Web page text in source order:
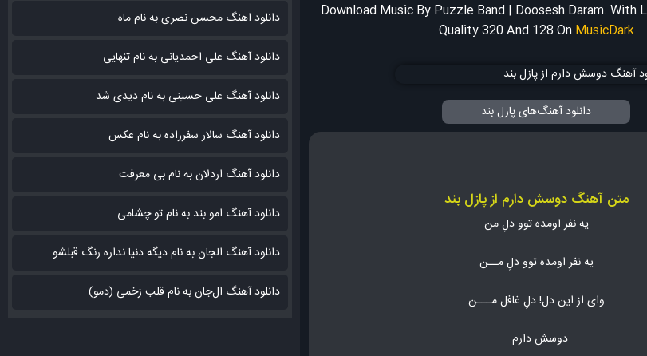
Download Music By Puzzle Band | Doosesh Daram. With
Quality 320 And 128 On MusicDark
دانلود آهنگ‌های پازل بند
متن آهنگ دوسش دارم از پازل بند
یه نفر اومده توو دلِ من
یه نفر اومده توو دلِ مــن
وای از این دل! دلِ غافل مـــن
دوسش دارم…
دانلود اهنگ محسن نصری به نام‌ ماه
دانلود آهنگ علی احمدیانی به نام تنهایی
دانلود آهنگ علی حسینی به نام دیدی شد
دانلود آهنگ سالار سفرزاده به نام عکس
دانلود آهنگ اردلان به نام بی معرفت
دانلود آهنگ امو بند به نام تو چشامی
دانلود آهنگ الجان به نام دیگه دنیا نداره رنگ قبلشو
دانلود آهنگ ال‌جان به نام قلب زخمی (دمو)